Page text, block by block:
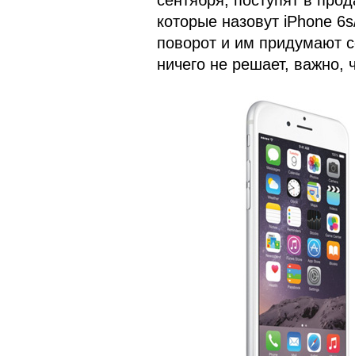
которые назовут iPhone
поворот и им придумают
ничего не решает, важно,